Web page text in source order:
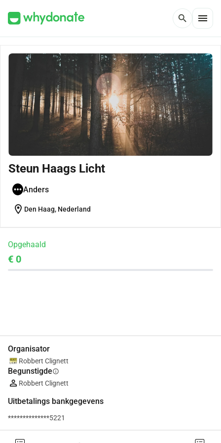
search menu
Steun Haags Licht
Anders
location_on Den Haag, Nederland
Opgehaald
€ 0
Organisator
Robbert Clignett
Begunstigdeinfo
Robbert Clignett
Uitbetalings bankgegevens
**************5221